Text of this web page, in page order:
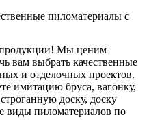
пиломатериалы с
продукции! Мы ценим
вам выбрать качественные
и отделочных проектов.
имитацию бруса, вагонку,
доску, доску
виды пиломатериалов по